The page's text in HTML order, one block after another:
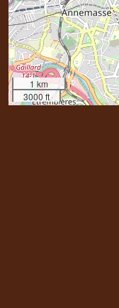
1 km
3000 ft